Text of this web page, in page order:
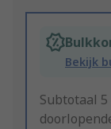
Bekijk
Subtotaal